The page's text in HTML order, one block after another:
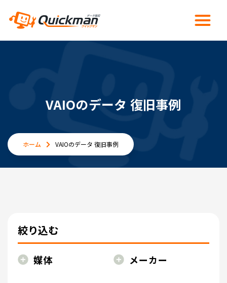
VAIOのデータ 復旧事例
ホーム VAIOのデータ 復旧事例
絞り込む
媒体 メーカー